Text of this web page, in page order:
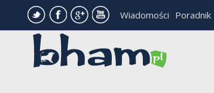
Wiadomości Poradnik